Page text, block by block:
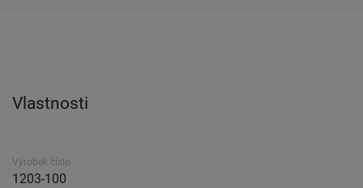
Vlastnosti
Výrobek číslo
1203-100